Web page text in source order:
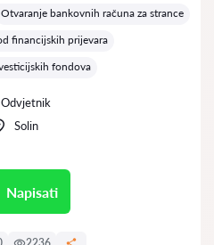
Otvaranje bankovnih računa za strance
financijskih prijevara
fondova
Odvjetnik
Solin
Napisati